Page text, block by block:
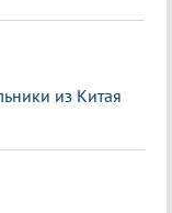
из Китая